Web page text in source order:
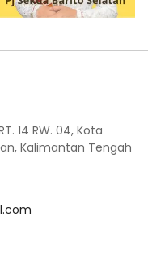
14 RW. 04, Kota
Kalimantan Tengah